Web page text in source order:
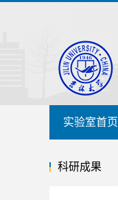
实验室首页
科研成果